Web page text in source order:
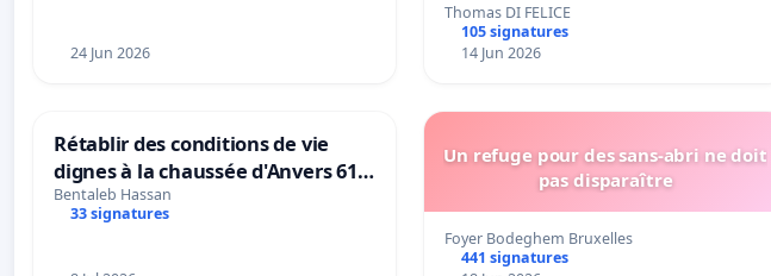
24 Jun 2026
Thomas DI FELICE
105 signatures
14 Jun 2026
Rétablir des conditions de vie
dignes à la chaussée d'Anvers 61
et 63
Bentaleb Hassan
33 signatures
Un refuge pour des sans-abri ne doit
pas disparaître
Foyer Bodeghem Bruxelles
441 signatures